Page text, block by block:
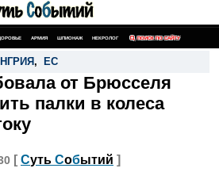
АРМИЯ ШПИОНАЖ НЕКРОЛОГ ПОИСК ПО САЙТУ
, ЕС
от Брюсселя
палки в колеса
[ Суть Событий ]